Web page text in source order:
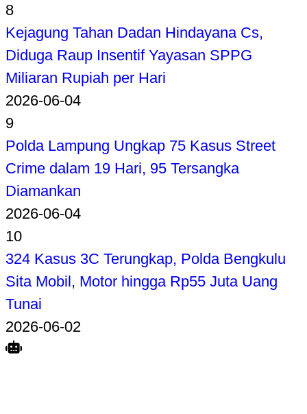
8
Kejagung Tahan Dadan Hindayana Cs,
Diduga Raup Insentif Yayasan SPPG
Miliaran Rupiah per Hari
2026-06-04
9
Polda Lampung Ungkap 75 Kasus Street
Crime dalam 19 Hari, 95 Tersangka
Diamankan
2026-06-04
10
324 Kasus 3C Terungkap, Polda Bengkulu
Sita Mobil, Motor hingga Rp55 Juta Uang
Tunai
2026-06-02